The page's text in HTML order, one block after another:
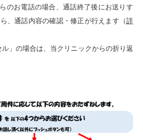
のお電話の場合、通話終了後にお送りす
、通話内容の確認・修正が行えます （詳
」の場合は、当クリニックからの折り返